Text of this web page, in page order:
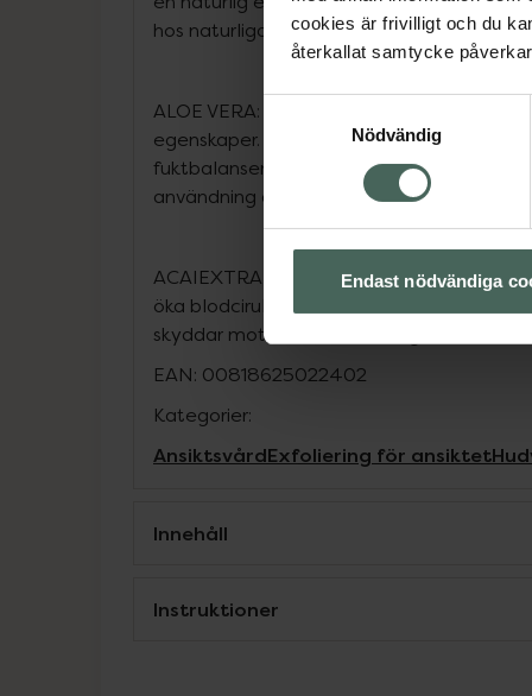
cookies är frivilligt och du
återkallat samtycke
Nödvändig
Endast nödvändiga
hos naturliga exfolieringsenzymer i huden.
ALOE VERA: Aloe Vera är känd för sina
egenskaper. Den hjälper till att minska
fuktbalansen. Den lindrar torrhet som
användning av A-vitamin.
ACAIEXTRAKT: Acaibär är fulla av
öka blodcirulationen och minska
skyddar mot fria radikaler. Vegansk formula.
EAN: 00818625022402
Kategorier:
AnsiktsvårdExfoliering för ansiktet
Innehåll
Instruktioner